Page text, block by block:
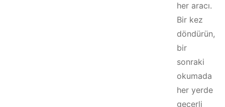
her aracı.
Bir kez
döndürün,
bir
sonraki
okumada
her yerde
geçerli